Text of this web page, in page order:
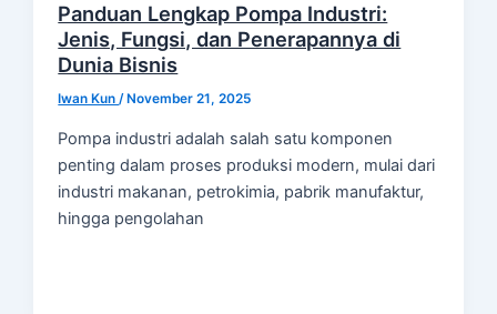
Panduan Lengkap Pompa Industri:
Jenis, Fungsi, dan Penerapannya di
Dunia Bisnis
Iwan Kun/ November 21, 2025
Pompa industri adalah salah satu komponen
penting dalam proses produksi modern, mulai dari
industri makanan, petrokimia, pabrik manufaktur,
hingga pengolahan